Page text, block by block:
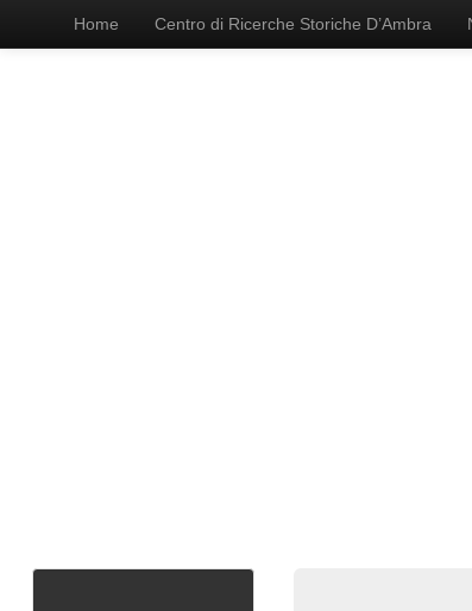
Home Centro di Ricerche Storiche D’Ambra